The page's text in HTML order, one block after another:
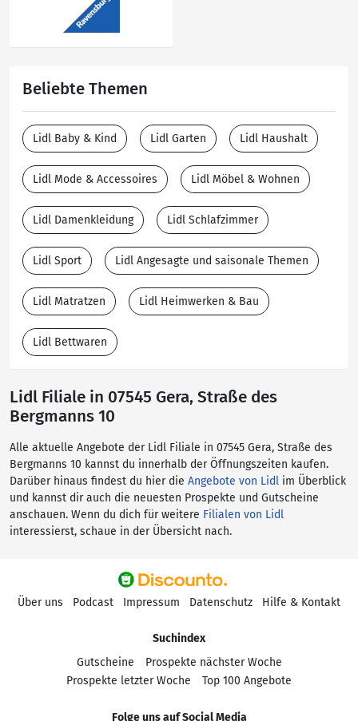
Beliebte Themen
Lidl Baby & Kind Lidl Garten Lidl Haushalt
Lidl Mode & Accessoires Lidl Möbel & Wohnen
Lidl Damenkleidung Lidl Schlafzimmer
Lidl Sport Lidl Angesagte und saisonale Themen
Lidl Matratzen Lidl Heimwerken & Bau
Lidl Bettwaren
Lidl Filiale in 07545 Gera, Straße des
Bergmanns 10
Alle aktuelle Angebote der Lidl Filiale in 07545 Gera, Straße des
Bergmanns 10 kannst du innerhalb der Öffnungszeiten kaufen.
Darüber hinaus findest du hier die Angebote von Lidl im Überblick
und kannst dir auch die neuesten Prospekte und Gutscheine
anschauen. Wenn du dich für weitere Filialen von Lidl
interessierst, schaue in der Übersicht nach.
Über uns Podcast Impressum Datenschutz Hilfe & Kontakt
Suchindex
Gutscheine
Prospekte nächster Woche
Prospekte letzter Woche
Top 100 Angebote
Folge uns auf Social Media